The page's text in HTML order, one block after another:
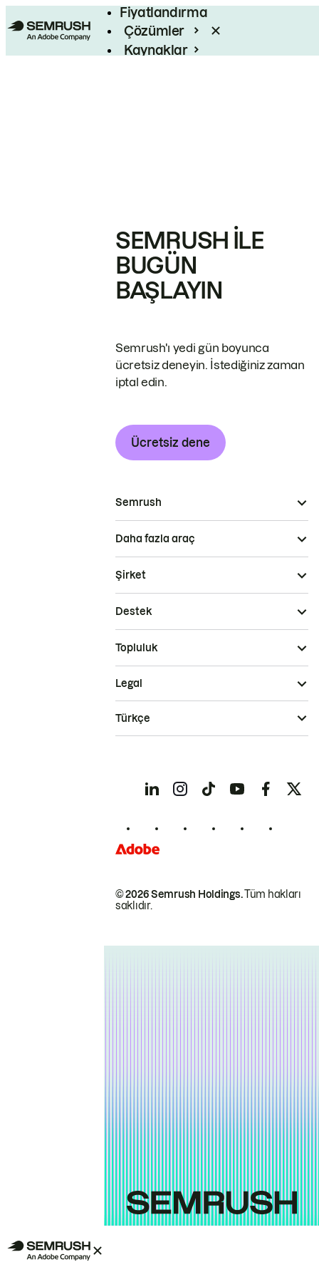
Fiyatlandırma
Çözümler
Kaynaklar
SEMRUSH ILE
BUGÜN
BAŞLAYIN
Semrush'ı yedi gün boyunca
ücretsiz deneyin. İstediğiniz zaman
iptal edin.
Ücretsiz dene
Semrush
Daha fazla araç
Şirket
Destek
Topluluk
© 2026 Semrush Holdings.Tüm hakları
saklıdır.
Legal
Türkçe